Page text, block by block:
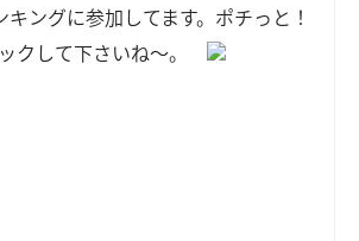
ングに参加してます。ポチっと！
クして下さいね～。